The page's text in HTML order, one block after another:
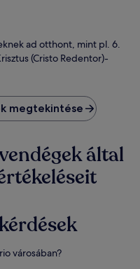
ad otthont, mint pl. 6.
(Cristo Redentor)-
megtekintése
által
városában?